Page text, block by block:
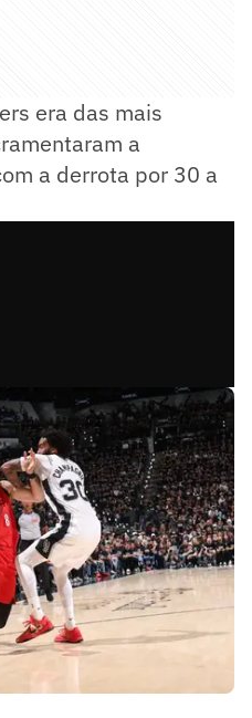
era das mais
a
a derrota por 30 a